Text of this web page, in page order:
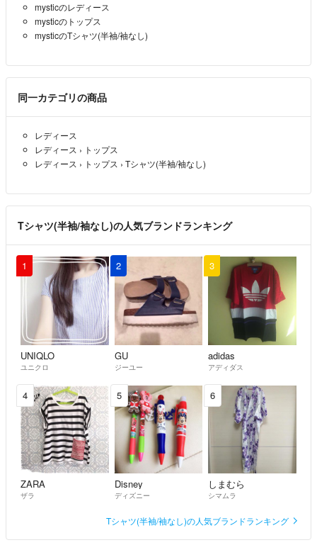
mysticのレディース
mysticのトップス
mysticのTシャツ(半袖/袖なし)
同一カテゴリの商品
レディース
レディース › トップス
レディース › トップス › Tシャツ(半袖/袖なし)
Tシャツ(半袖/袖なし)の人気ブランドランキング
1
UNIQLO
ユニクロ
2
GU
ジーユー
3
adidas
アディダス
4
ZARA
ザラ
5
Disney
ディズニー
6
しまむら
シマムラ
Tシャツ(半袖/袖なし)の人気ブランドランキング